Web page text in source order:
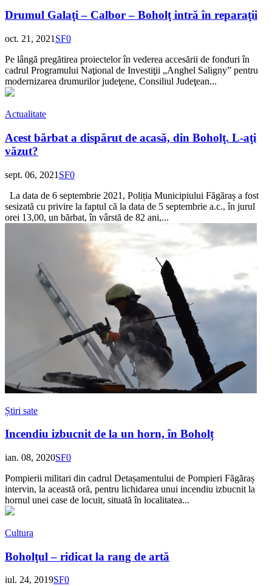
Drumul Galaţi – Calbor – Boholţ intră în reparaţii
oct. 21, 2021 SF0
Pe lângă pregătirea proiectelor în vederea accesării de fonduri în
cadrul Programului Naţional de Investiţii „Anghel Saligny” pentru
modernizarea drumurilor judeţene, Consiliul Judeţean...
Actualitate
Acest bărbat a dispărut de acasă, din Boholţ. L-aţi
văzut?
sept. 06, 2021 SF0
La data de 6 septembrie 2021, Poliția Municipiului Făgăraș a fost
sesizată cu privire la faptul că la data de 5 septembrie a.c., în jurul
orei 13,00, un bărbat, în vârstă de 82 ani,...
Știri sate
Incendiu izbucnit de la un horn, în Boholț
ian. 08, 2020SF0
Pompierii militari din cadrul Detașamentului de Pompieri Făgăraș
intervin, la această oră, pentru lichidarea unui incendiu izbucnit la
hornul unei case de locuit, situată în localitatea...
Cultura
Boholţul – ridicat la rang de artă
iul. 24, 2019SF0